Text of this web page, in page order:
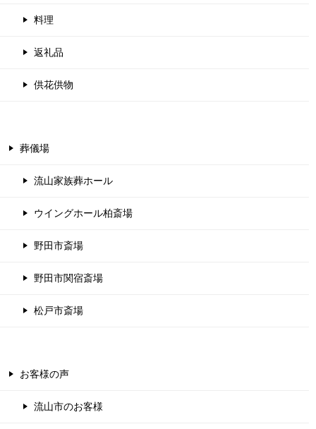
料理
返礼品
供花供物
葬儀場
流山家族葬ホール
ウイングホール柏斎場
野田市斎場
野田市関宿斎場
松戸市斎場
お客様の声
流山市のお客様